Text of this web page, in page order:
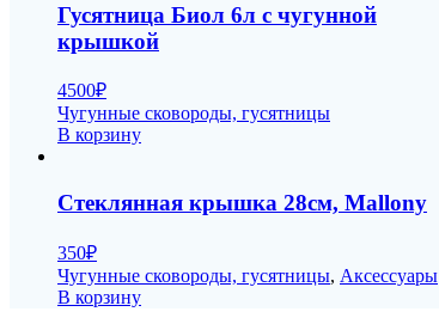
Гусятница Биол 6л с чугунной
крышкой
4500₽
Чугунные сковороды, гусятницы
В корзину
Стеклянная крышка 28см, Mallony
350₽
Чугунные сковороды, гусятницы, Аксессуары
В корзину